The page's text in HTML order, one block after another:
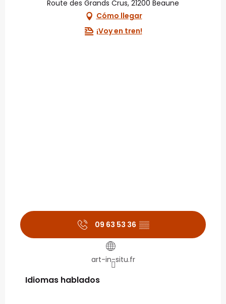
Route des Grands Crus, 21200 Beaune
Cómo llegar
¡Voy en tren!
09 63 53 36 ▒▒
art-in-situ.fr
Idiomas hablados
Idiomas hablados